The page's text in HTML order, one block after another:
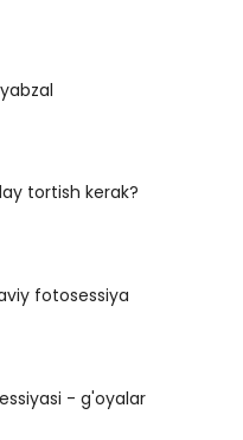
tortish kerak?
fotosessiya
- g'oyalar